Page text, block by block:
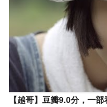
【越哥】豆瓣9.0分，一